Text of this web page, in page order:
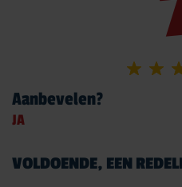
Aanbevelen?
JA
VOLDOENDE, EEN
MEER OVER TRANSPORT
WERKEN BIJ
OVER BRUINSMA
BRUINSMA